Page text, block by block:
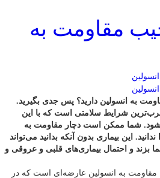
مقاومت به
به انسولین دارید؟ پس جدی بگیرید.
شرایط سلامتی است که با این
شما ممکن است دچار مقاومت به
این بیماری بدون آنکه بدانید می‌تواند
بزند و احتمال بیماری‌های قلبی و عروقی و
مقاومت به انسولین عارضه‌ای است که در